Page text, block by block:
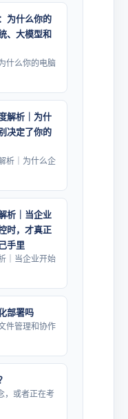
为什么你的
、大模型和
什么你的电脑
解析｜为什
决定了你的
析｜为什么企
析｜当企业
时，才真正
手里
｜当企业开始
部署吗
件管理和协作
，或者正在考